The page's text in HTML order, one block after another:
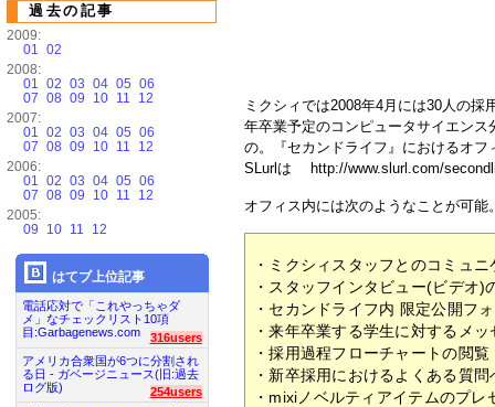
ミクシィでは2008年4月には30人の
年卒業予定のコンピュータサイエン
の。『セカンドライフ』におけるオ
SLurlは http://www.slurl.com/
オフィス内には次のようなことが可能
・ミクシィスタッフとのコミュ
・スタッフインタビュー(ビデオ)
・セカンドライフ内 限定公開フ
・来年卒業する学生に対するメ
・採用過程フローチャートの閲覧
・新卒採用におけるよくある質
・mixiノベルティアイテムのプ
過去の記事
2009:
01 02
2008:
01 02 03 04 05 06
07 08 09 10 11
12
2007:
01 02 03 04 05 06
07 08 09 10 11
12
2006:
01 02 03 04 05 06
07 08 09 10 11
12
2005:
09
10 11 12
はてブ上位記事
電話応対で「これやっちゃダ
メ」なチェックリスト10項
目:Garbagenews.com
316users
アメリカ合衆国が6つに分割され
る日 - ガベージニュース(旧:過去
ログ版)
254users